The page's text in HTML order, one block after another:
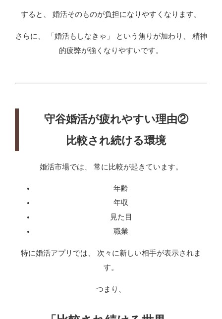
すると、 婚活そのものが負担になりやすくなります。
さらに、 「婚活もしなきゃ」 という焦りが加わり、 精神
的疲弊が強くなりやすいです。
守谷婚活が疲れやすい理由②
比較され続ける環境
婚活市場では、 常に比較が起きています。
年齢
年収
見た目
職業
特に婚活アプリでは、 次々に新しい相手が表示されま
す。
つまり、